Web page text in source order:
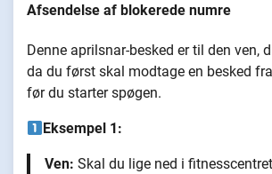
Afsendelse af blokerede numre
Denne aprilsnar-besked er til den ven,
da du først skal modtage en besked
før du starter spøgen.
Eksempel 1:
Ven: Skal du lige ned i